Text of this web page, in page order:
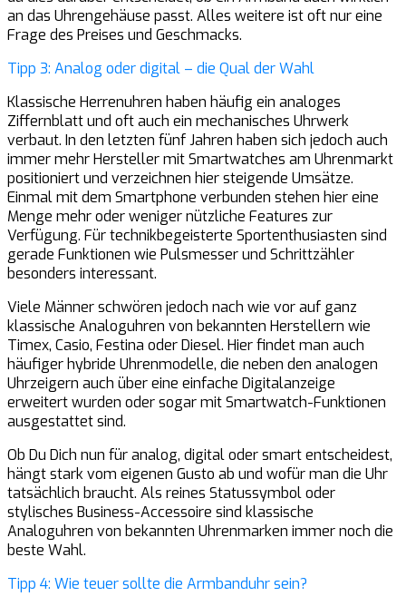
an das Uhrengehäuse passt. Alles weitere ist oft nur eine
Frage des Preises und Geschmacks.
Tipp 3: Analog oder digital – die Qual der Wahl
Klassische Herrenuhren haben häufig ein analoges
Ziffernblatt und oft auch ein mechanisches Uhrwerk
verbaut. In den letzten fünf Jahren haben sich jedoch auch
immer mehr Hersteller mit Smartwatches am Uhrenmarkt
positioniert und verzeichnen hier steigende Umsätze.
Einmal mit dem Smartphone verbunden stehen hier eine
Menge mehr oder weniger nützliche Features zur
Verfügung. Für technikbegeisterte Sportenthusiasten sind
gerade Funktionen wie Pulsmesser und Schrittzähler
besonders interessant.
Viele Männer schwören jedoch nach wie vor auf ganz
klassische Analoguhren von bekannten Herstellern wie
Timex, Casio, Festina oder Diesel. Hier findet man auch
häufiger hybride Uhrenmodelle, die neben den analogen
Uhrzeigern auch über eine einfache Digitalanzeige
erweitert wurden oder sogar mit Smartwatch-Funktionen
ausgestattet sind.
Ob Du Dich nun für analog, digital oder smart entscheidest,
hängt stark vom eigenen Gusto ab und wofür man die Uhr
tatsächlich braucht. Als reines Statussymbol oder
stylisches Business-Accessoire sind klassische
Analoguhren von bekannten Uhrenmarken immer noch die
beste Wahl.
Tipp 4: Wie teuer sollte die Armbanduhr sein?